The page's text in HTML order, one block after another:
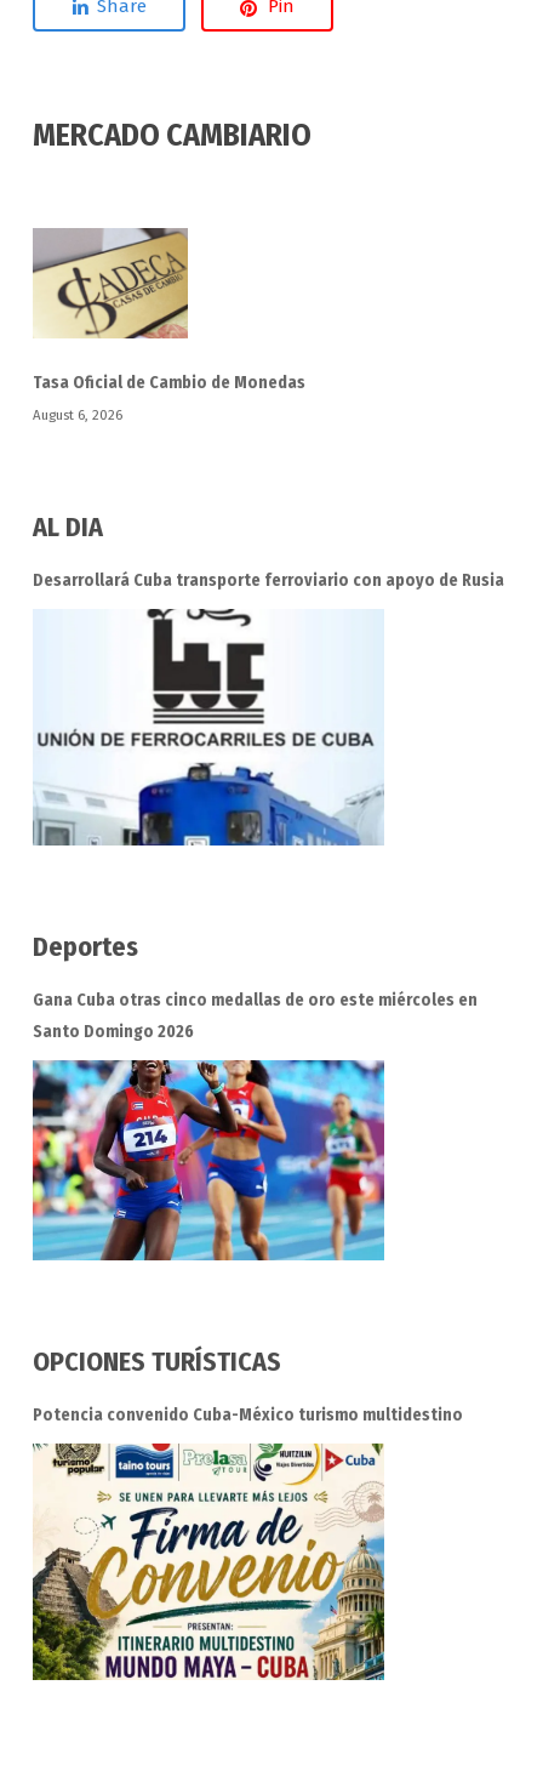
Share Pin
MERCADO CAMBIARIO
Tasa Oficial de Cambio de Monedas
August 6, 2026
AL DIA
Desarrollará Cuba transporte ferroviario con apoyo de Rusia
Deportes
Gana Cuba otras cinco medallas de oro este miércoles en
Santo Domingo 2026
OPCIONES TURÍSTICAS
Potencia convenido Cuba-México turismo multidestino